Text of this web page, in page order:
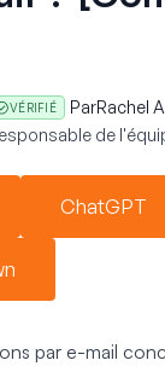
VÉRIFIÉ ParRachel
de
ChatGPT
par e-mail